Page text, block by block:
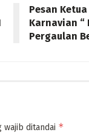
Pesan
Karnavian
Pergaulan
wajib ditandai *